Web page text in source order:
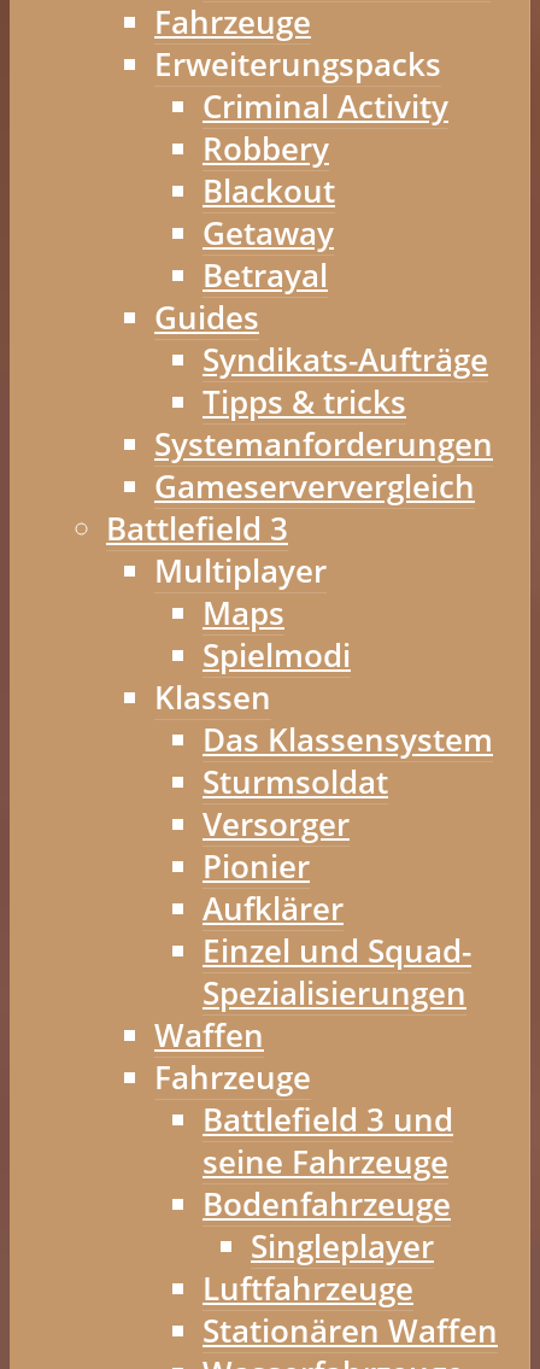
Fahrzeuge
Erweiterungspacks
Criminal Activity
Robbery
Blackout
Getaway
Betrayal
Guides
Syndikats-Aufträge
Tipps & tricks
Systemanforderungen
Gameserververgleich
Battlefield 3
Multiplayer
Maps
Spielmodi
Klassen
Das Klassensystem
Sturmsoldat
Versorger
Pionier
Aufklärer
Einzel und Squad-
Spezialisierungen
Waffen
Fahrzeuge
Battlefield 3 und
seine Fahrzeuge
Bodenfahrzeuge
Singleplayer
Luftfahrzeuge
Stationären Waffen